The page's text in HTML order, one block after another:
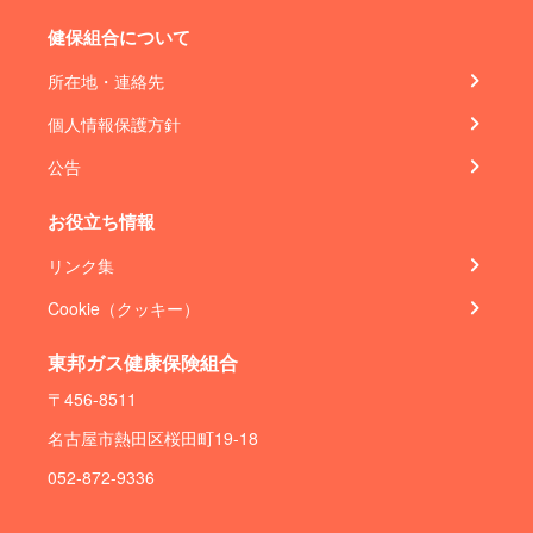
健保組合について
所在地・連絡先
個人情報保護方針
公告
お役立ち情報
リンク集
Cookie（クッキー）
東邦ガス健康保険組合
〒456-8511
名古屋市熱田区桜田町19-18
052-872-9336